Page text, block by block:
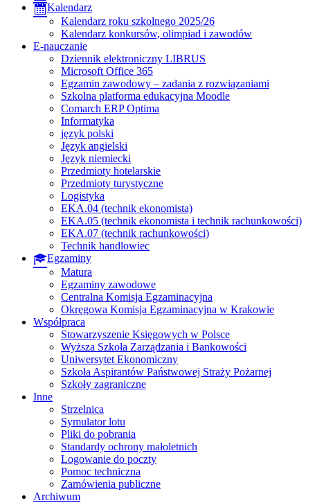
Kalendarz
Kalendarz roku szkolnego 2025/26
Kalendarz konkursów, olimpiad i zawodów
E-nauczanie
Dziennik elektroniczny LIBRUS
Microsoft Office 365
Egzamin zawodowy – zadania z rozwiązaniami
Szkolna platforma edukacyjna Moodle
Comarch ERP Optima
Informatyka
język polski
Język angielski
Język niemiecki
Przedmioty hotelarskie
Przedmioty turystyczne
Logistyka
EKA.04 (technik ekonomista)
EKA.05 (technik ekonomista i technik rachunkowości)
EKA.07 (technik rachunkowości)
Technik handlowiec
Egzaminy
Matura
Egzaminy zawodowe
Centralna Komisja Egzaminacyjna
Okręgowa Komisja Egzaminacyjna w Krakowie
Współpraca
Stowarzyszenie Księgowych w Polsce
Wyższa Szkoła Zarządzania i Bankowości
Uniwersytet Ekonomiczny
Szkoła Aspirantów Państwowej Straży Pożarnej
Szkoły zagraniczne
Inne
Strzelnica
Symulator lotu
Pliki do pobrania
Standardy ochrony małoletnich
Logowanie do poczty
Pomoc techniczna
Zamówienia publiczne
Archiwum